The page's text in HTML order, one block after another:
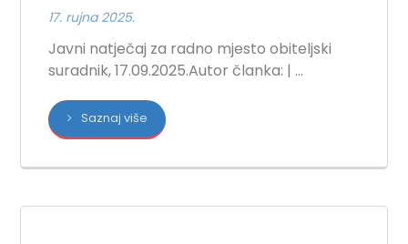
17. rujna 2025.
Javni natječaj za radno mjesto obiteljski
suradnik, 17.09.2025.Autor članka: | ...
Saznaj više